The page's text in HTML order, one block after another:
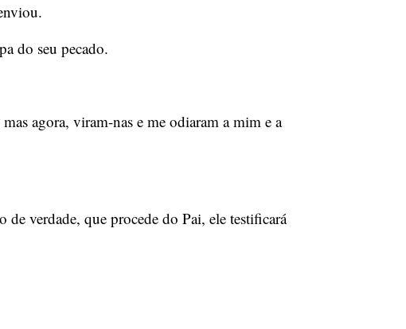
do seu pecado.
agora, viram-nas e me odiaram a mim e a
verdade, que procede do Pai, ele testificará